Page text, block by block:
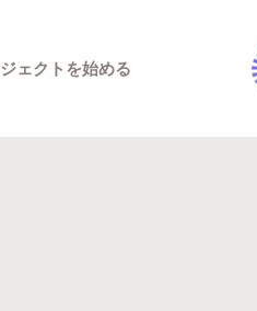
ェクトを始める